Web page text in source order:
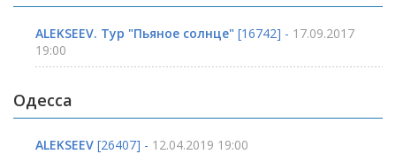
ALEKSEEV. Тур "Пьяное солнце" [16742] - 17.09.2017
19:00
Одесса
ALEKSEEV [26407] - 12.04.2019 19:00